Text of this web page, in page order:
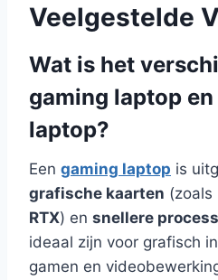
Veelgestelde
Wat is het
gaming laptop
laptop?
Een gaming laptop is
grafische kaarten (zoals
RTX) en snellere
ideaal zijn voor grafisch
gamen en